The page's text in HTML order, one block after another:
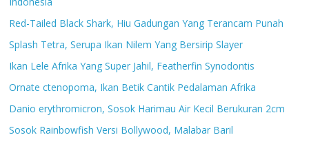
Red-Tailed Black Shark, Hiu Gadungan Yang Terancam Punah
Splash Tetra, Serupa Ikan Nilem Yang Bersirip Slayer
Ikan Lele Afrika Yang Super Jahil, Featherfin Synodontis
Ornate ctenopoma, Ikan Betik Cantik Pedalaman Afrika
Danio erythromicron, Sosok Harimau Air Kecil Berukuran 2cm
Sosok Rainbowfish Versi Bollywood, Malabar Baril